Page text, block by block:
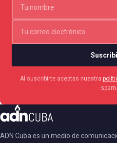
Al suscribirte aceptas nuestra
spam.
ADN Cuba es un medio de